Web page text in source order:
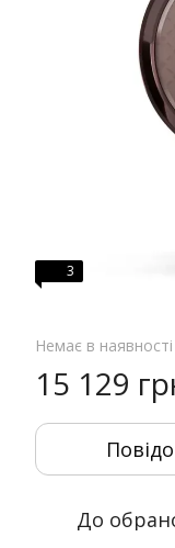
3
Немає в наявності
15 129
До